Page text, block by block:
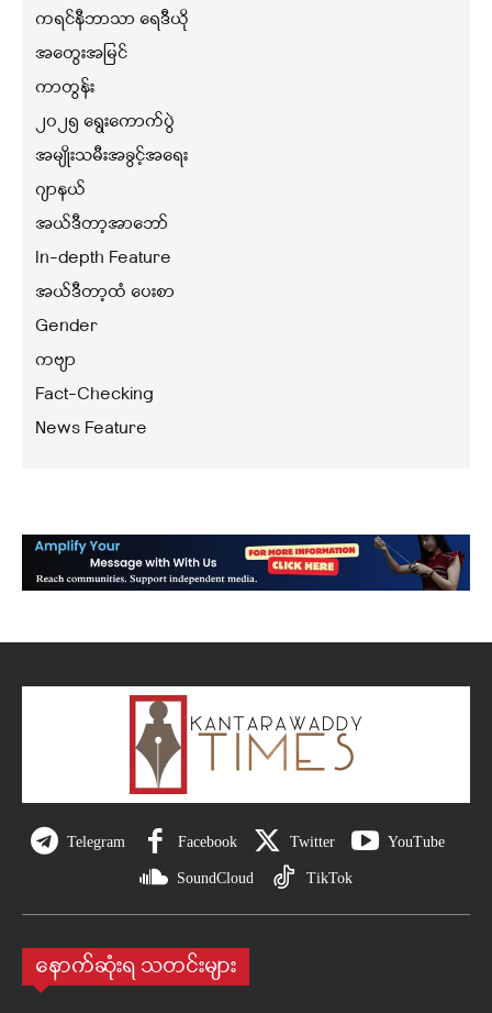
ကရင်နီဘာသာ ရေဒီယို
အတွေးအမြင်
ကာတွန်း
၂၀၂၅ ရွေးကောက်ပွဲ
အမျိုးသမီးအခွင့်အရေး
ဂျာနယ်
အယ်ဒီတာ့အာဘော်
In-depth Feature
အယ်ဒီတာ့ထံ ပေးစာ
Gender
ကဗျာ
Fact-Checking
News Feature
Telegram Facebook Twitter YouTube
SoundCloud TikTok
နောက်ဆုံးရ သတင်းများ